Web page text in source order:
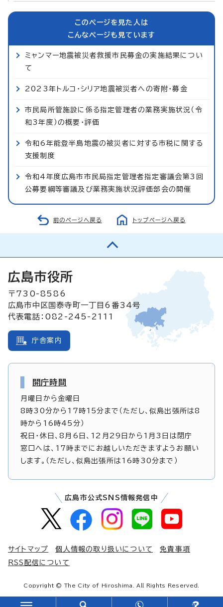
このページを見た人は
こんなページも見ています
ミャンマー地震被災者救援市民募金の実施結果につい
て
2023年トルコ・シリア地震被災者への寄附・募金
市民局所管施設に係る指定管理者の業務実施状況（令
和3年度）の概要・評価
令和6年能登半島地震の被災者に対する市税に関する
支援制度
令和4年度広島市市民局指定管理者指定審議会第3回
公募要綱等審議及び業務実施状況評価部会の開催
前のページへ戻る トップページへ戻る
広島市役所
〒730-8586
広島市中区国泰寺町一丁目6番34号
代表電話：082-245-2111
庁舎案内
開庁時間
月曜日から金曜日
8時30分から17時15分まで（ただし、似島出張所は8
時から16時45分）
祝日・休日、8月6日、12月29日から1月3日は閉庁
窓口へは、17時までにお越しいただきますようお願い
します。（ただし、似島出張所は16時30分まで）
広島市公式SNS情報発信中
サイトマップ 個人情報の取り扱いについて
免責事項
RSS配信について
Copyright © The City of Hiroshima. All Rights Reserved.